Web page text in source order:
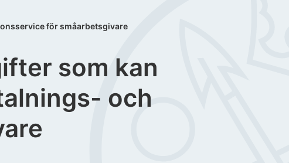
för småarbetsgivare
som kan
och